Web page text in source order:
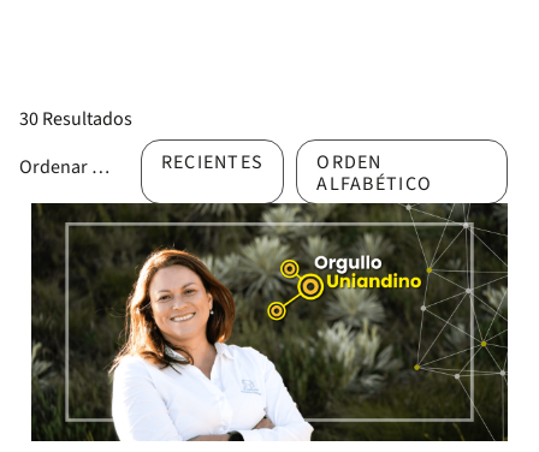
30 Resultados
Ordenar por
RECIENTES
ORDEN
ALFABÉTICO